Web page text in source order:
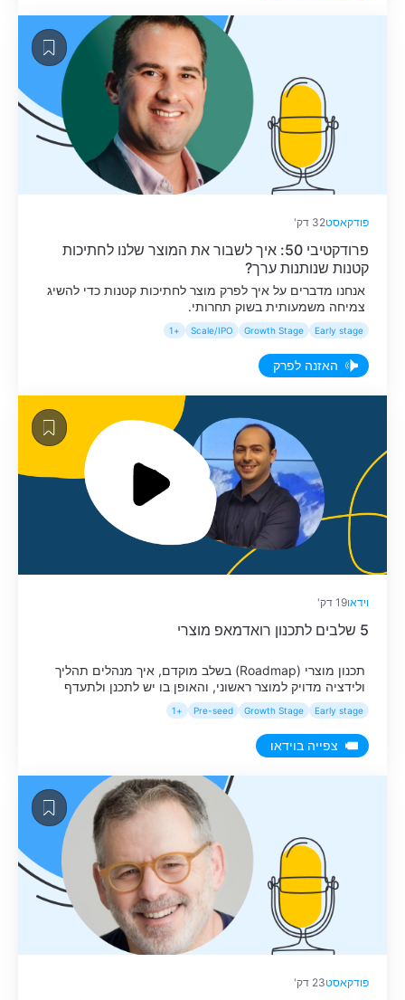
פודקאסט32 דק'
פרודקטיבי 50: איך לשבור את המוצר שלנו לחתיכות
קטנות שנותנות ערך?
אנחנו מדברים על איך לפרק מוצר לחתיכות קטנות כדי להשיג
צמיחה משמעותית בשוק תחרותי.
Early stage
Growth Stage
Scale/IPO
+1
האזנה לפרק
וידאו19 דק'
5 שלבים לתכנון רואדמאפ מוצרי
תכנון מוצרי (Roadmap) בשלב מוקדם, איך מנהלים תהליך
ולידציה מדויק למוצר ראשוני, והאופן בו יש לתכנן ולתעדף
פיצ'רים באופן המשרת את יעדי החברה.
Early stage
Growth Stage
Pre-seed
+1
צפייה בוידאו
פודקאסט23 דק'